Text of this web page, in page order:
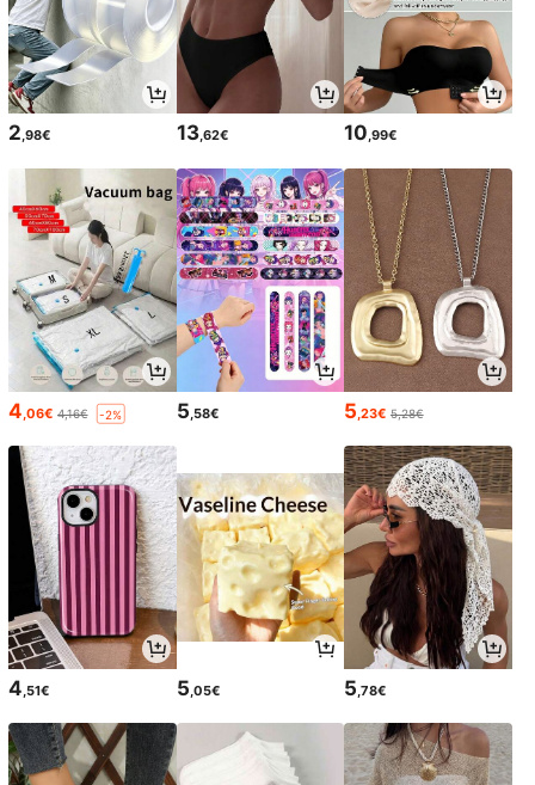
2,98€ 13,62€ 10,99€
4 ,06€ 4,16€ -2% 5 ,58€ 5 ,23€ 5,28€
4,51€ 5,05€ 5,78€